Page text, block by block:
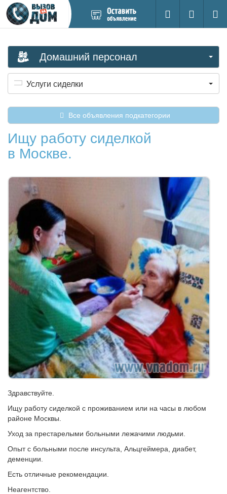
новое
Поиск
Вход на
Домашний персонал
Услуги сиделки
Все объявления подкатегории
Ищу работу сиделкой
в Москве.
Здравствуйте.
Ищу работу сиделкой с проживанием или на часы в любом
районе Москвы.
Уход за престарелыми больными лежачими людьми.
Опыт с больными после инсульта, Альцгеймера, диабет,
деменции.
Есть отличные рекомендации.
Неагентство.